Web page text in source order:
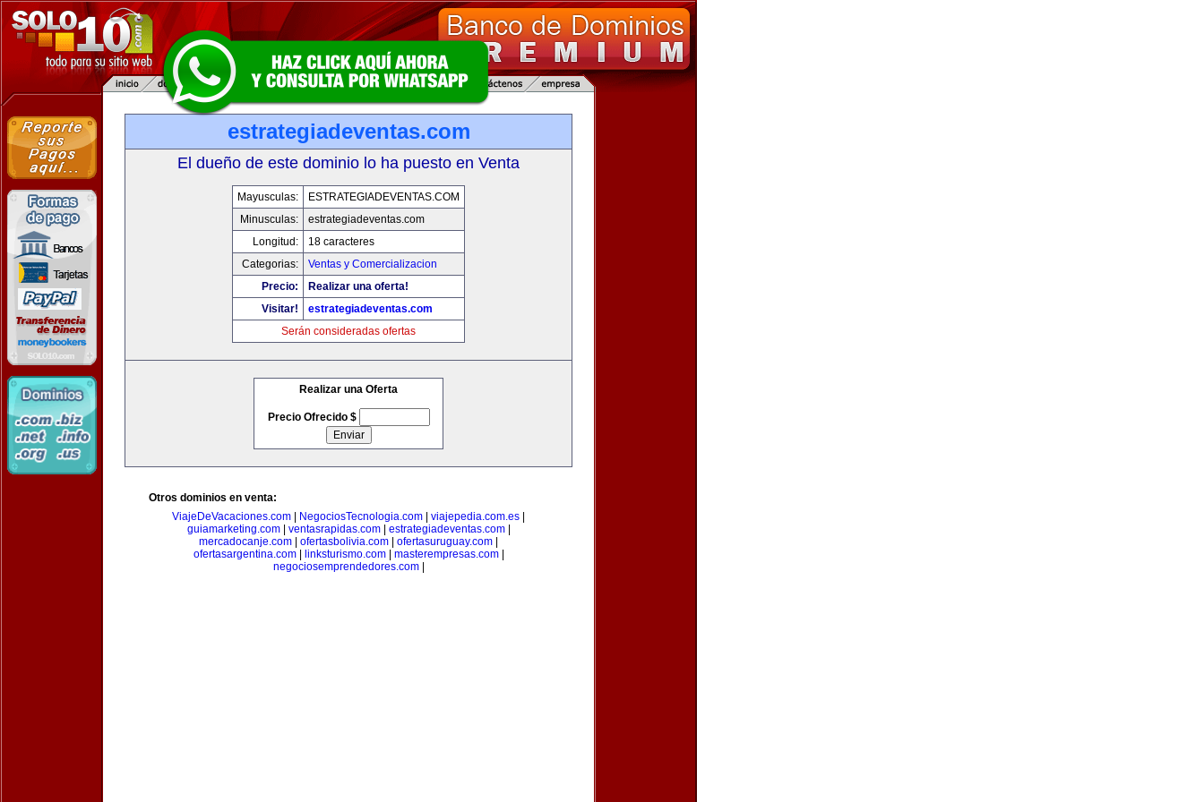
estrategiadeventas.com
El dueño de este dominio lo ha puesto en Venta
Mayusculas:
ESTRATEGIADEVENTAS.COM
Minusculas:
estrategiadeventas.com
Longitud:
18 caracteres
Categorias:
Ventas y Comercializacion
Precio:
Realizar una oferta!
Visitar!
estrategiadeventas.com
Serán consideradas ofertas
Realizar una Oferta
Precio Ofrecido $
Otros dominios en venta:
ViajeDeVacaciones.com
NegociosTecnologia.com viajepedia.com.es
guiamarketing.com| ventasrapidas.com| estrategiadeventas.com|
mercadocanje.com
ofertasbolivia.com ofertasuruguay.com
ofertasargentina.com| linksturismo.com| masterempresas.com|
negociosemprendedores.com|